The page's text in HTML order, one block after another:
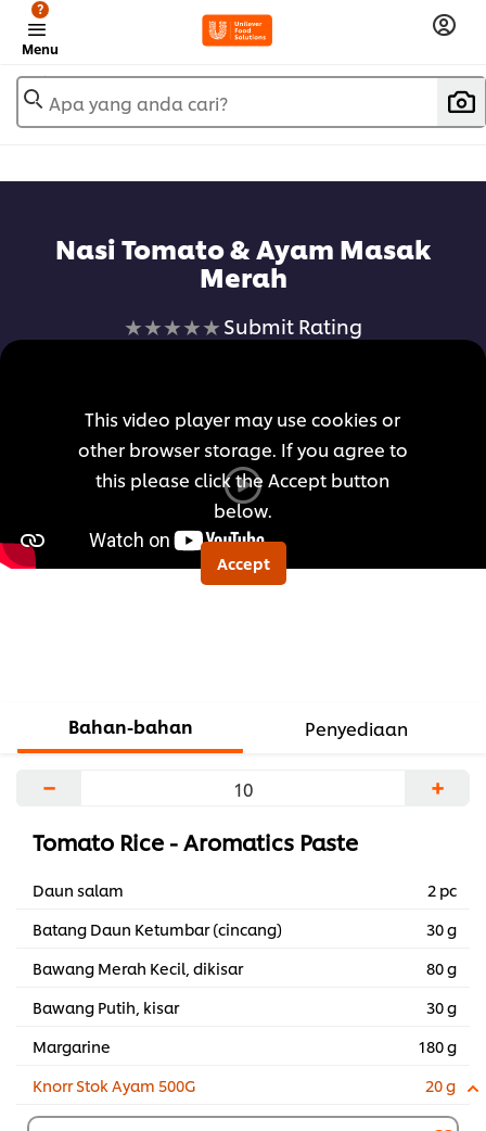
Menu
?
Apa yang anda cari?
Nasi Tomato & Ayam Masak
Merah
No
for
this
recipe
Submit Rating
This video player may use cookies or
other browser storage. If you agree to
this please click the Accept button
below.
Accept
Bahan-bahan Penyediaan
− +
Tomato Rice - Aromatics Paste
Daun salam
2 pc
Batang Daun Ketumbar (cincang)
30 g
Bawang Merah Kecil, dikisar
80 g
Bawang Putih, kisar
30 g
Margarine
180 g
Knorr Stok Ayam 500G
20 g